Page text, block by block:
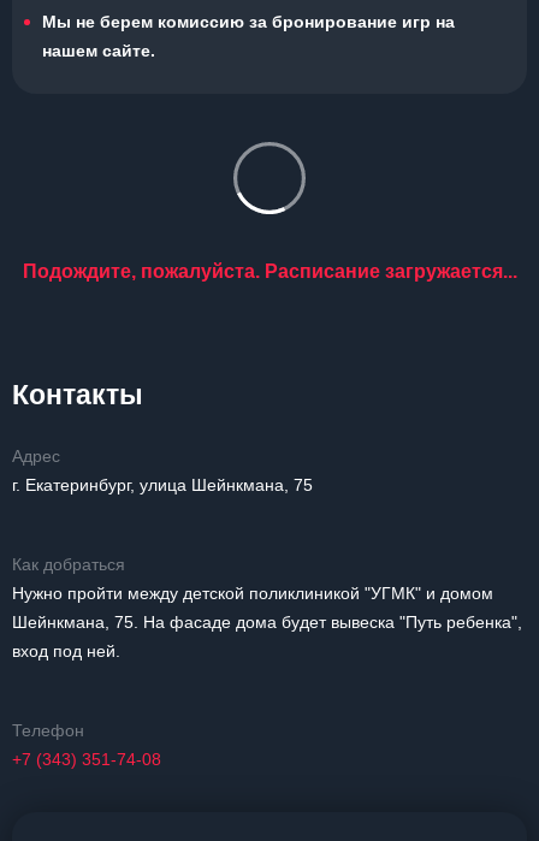
Мы не берем комиссию за бронирование игр на
нашем сайте.
Подождите, пожалуйста. Расписание загружается...
Контакты
Адрес
г. Екатеринбург, улица Шейнкмана, 75
Как добраться
Нужно пройти между детской поликлиникой "УГМК" и домом
Шейнкмана, 75. На фасаде дома будет вывеска "Путь ребенка",
вход под ней.
Телефон
+7 (343) 351-74-08